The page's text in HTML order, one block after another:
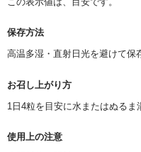
保存方法
高温多湿・直射日光を避けて保
お召し上がり方
1日4粒を目安に水またはぬるま
使用上の注意